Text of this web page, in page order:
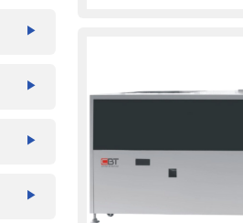
▶
▶
▶
▶